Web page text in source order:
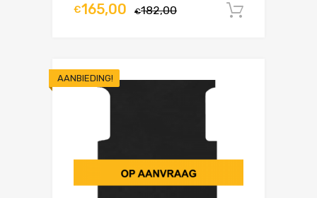
€182,00
€165,00
AANBIEDING!